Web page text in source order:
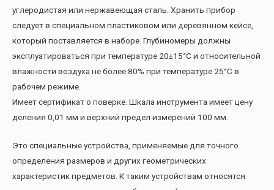
углеродистая или нержавеющая сталь. Хранить прибор
следует в специальном пластиковом или деревянном кейсе,
который поставляется в наборе. Глубиномеры должны
эксплуатироваться при температуре 20±15°С и относительной
влажности воздуха не более 80% при температуре 25°С в
рабочем режиме.
Имеет сертификат о поверке. Шкала инструмента имеет цену
деления 0,01 мм и верхний предел измерений 100 мм.
Это специальные устройства, применяемые для точного
определения размеров и других геометрических
характеристик предметов. К таким устройствам относятся